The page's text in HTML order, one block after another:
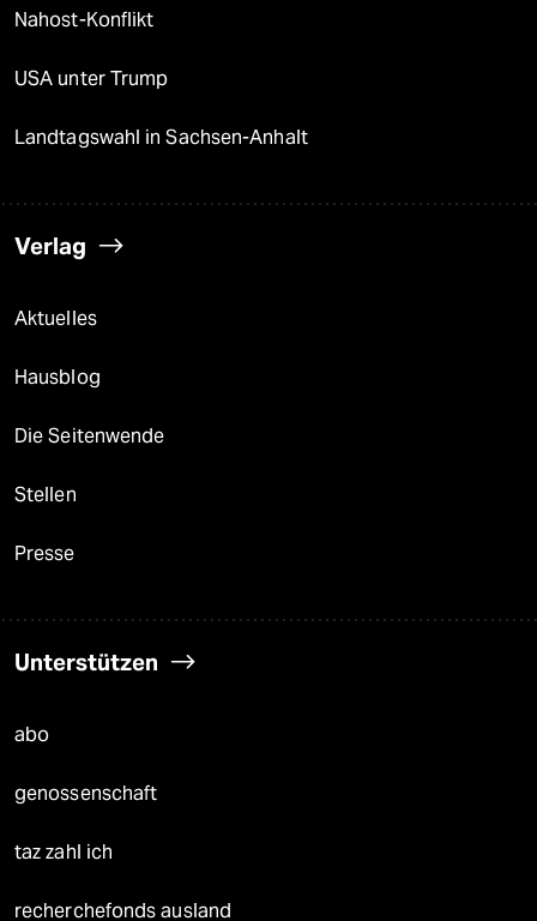
Nahost-Konflikt
USA unter Trump
Landtagswahl in Sachsen-Anhalt
Verlag
Aktuelles
Hausblog
Die Seitenwende
Stellen
Presse
Unterstützen
abo
genossenschaft
taz zahl ich
recherchefonds ausland